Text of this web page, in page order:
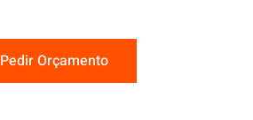
Pedir Orçamento